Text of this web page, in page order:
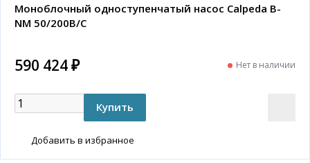
Моноблочный одноступенчатый насос Calpeda B-
NM 50/200B/C
590 424 ₽ Нет в наличии
Добавить в избранное